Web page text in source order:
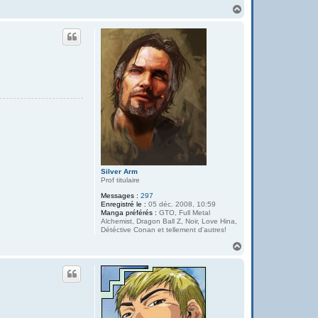
c
e
r
Y
o
s
h
u
Silver Arm
Prof titulaire
Messages : 297
Enregistré le : 05 déc. 2008, 10:59
Manga préférés : GTO, Full Metal
Alchemist, Dragon Ball Z, Noir, Love Hina,
Détéctive Conan et tellement d'autres!